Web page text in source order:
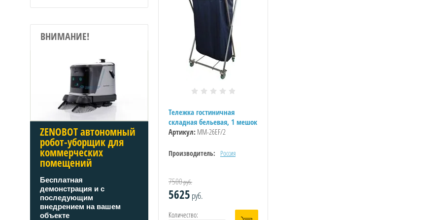
ВНИМАНИЕ!
ZENOBOT автономный
робот-уборщик для
коммерческих
помещений
Бесплатная
демонстрация и с
последующим
внедрением на вашем
объекте
Тележка гостиничная
складная бельевая, 1 мешок
Артикул: ММ-26EF/2
Производитель: Россия
7500руб.
5625 руб.
Количество: